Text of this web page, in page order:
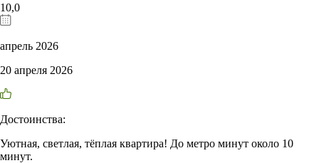
10,0
апрель 2026
20 апреля 2026
Достоинства:
Уютная, светлая, тёплая квартира! До метро минут около 10
минут.